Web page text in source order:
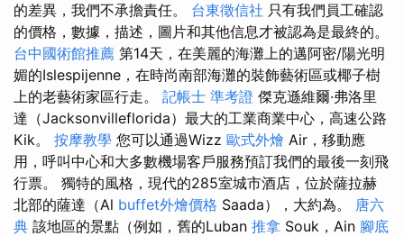
的差異，我們不承擔責任。 台東徵信社 只有我們員工確認
的價格，數據，描述，圖片和其他信息才被認為是最終的。
台中國術館推薦 第14天，在美麗的海灘上的邁阿密/陽光明
媚的Islespijenne，在時尚南部海灘的裝飾藝術區或椰子樹
上的老藝術家區行走。 記帳士 準考證 傑克遜維爾·弗洛里
達（Jacksonvilleflorida）最大的工業商業中心，高速公路
Kik。 按摩教學 您可以通過Wizz 歐式外燴 Air，移動應
用，呼叫中心和大多數機場客戶服務預訂我們的最後一刻飛
行票。 獨特的風格，現代的285室城市酒店，位於薩拉赫
北部的薩達（Al buffet外燴價格 Saada），大約為。 唐六
典 該地區的景點（例如，舊的Luban 推拿 Souk，Ain 腳底